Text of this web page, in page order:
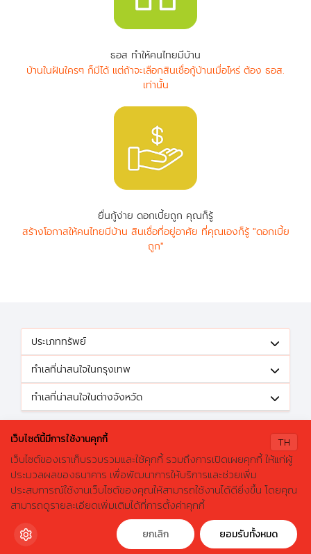
ค้นหาบ้านมือสองธอส.
ลองเปลี่ยนมาใช้ผ่านแอปดูสิ ใช้ง่าย รวดเร็ว โหลดเลย!
X
ธอส ทำให้คนไทยมีบ้าน
บ้านในฝันใครๆ ก็มีได้ แต่ถ้าจะเลือกสินเชื่อกู้บ้านเมื่อไหร่ ต้อง ธอส.
เท่านั้น
ยื่นกู้ง่าย ดอกเบี้ยถูก คุณก็รู้
สร้างโอกาสให้คนไทยมีบ้าน สินเชื่อที่อยู่อาศัย ที่คุณเองก็รู้ "ดอกเบี้ย
ถูก"
ประเภททรัพย์
ทำเลที่น่าสนใจในกรุงเทพ
ทำเลที่น่าสนใจในต่างจังหวัด
© 2026 GHBhomecenter.com. All rights reserved.
ธนาคารอาคารสงเคราะห์ (สำนักงานใหญ่) 63 ถนนพระราม 9 เขตห้วยขวาง
กรุงเทพมหานคร 10310
โทรศัพท์: 0-2645-9000 โทรสาร: 0-2645-9001 อีเมล :
crm@ghb.co.thเว็บไซต์
www.ghbank.co.th
TH
เว็บไซต์นี้มีการใช้งานคุกกี้
เว็บไซต์ของเราเก็บรวบรวมและใช้คุกกี้ รวมถึงการเปิดเผยคุกกี้ ให้แก่ผู้
ประมวลผลของธนาคาร เพื่อพัฒนาการให้บริการและช่วยเพิ่ม
ประสบการณ์ใช้งานเว็บไซต์ของคุณให้สามารถใช้งานได้ดียิ่งขึ้น โดยคุณ
สามารถดูรายละเอียดเพิ่มเติมได้ที่การตั้งค่าคุกกี้
ยกเลิก ยอมรับทั้งหมด